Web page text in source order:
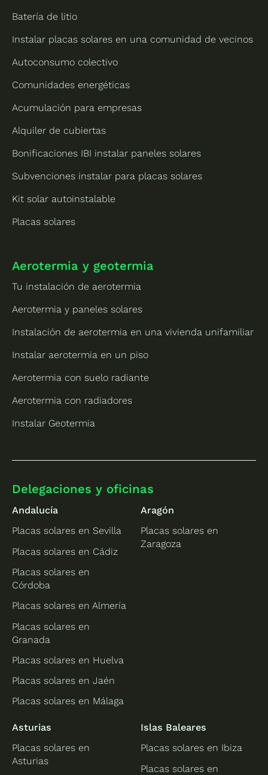
Batería de litio
Instalar placas solares en una comunidad de vecinos
Autoconsumo colectivo
Comunidades energéticas
Acumulación para empresas
Alquiler de cubiertas
Bonificaciones IBI instalar paneles solares
Subvenciones instalar para placas solares
Kit solar autoinstalable
Placas solares
Aerotermia y geotermia
Tu instalación de aerotermia
Aerotermia y paneles solares
Instalación de aerotermia en una vivienda unifamiliar
Instalar aerotermia en un piso
Aerotermia con suelo radiante
Aerotermia con radiadores
Instalar Geotermia
Delegaciones y oficinas
Andalucía
Placas solares en Sevilla
Placas solares en Cádiz
Placas solares en
Córdoba
Placas solares en Almería
Placas solares en
Granada
Placas solares en Huelva
Placas solares en Jaén
Placas solares en Málaga
Aragón
Placas solares en
Zaragoza
Asturias
Placas solares en
Asturias
Islas Baleares
Placas solares en Ibiza
Placas solares en